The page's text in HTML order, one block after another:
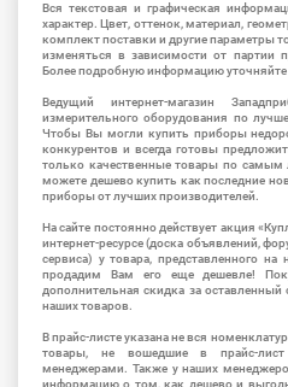
Вся текстовая и графическая
характер. Цвет, оттенок, материал,
комплект поставки и другие параметры
изменяться в зависимости от партии
Более подробную информацию уточняйте
Ведущий интернет-магазин
измерительного оборудования по
Чтобы Вы могли купить приборы
конкурентов и всегда готовы
только качественные товары по
можете дешево купить как последние
приборы от лучших производителей.
На сайте постоянно действует акция
интернет-ресурсе (доска объявлений,
сервиса) у товара, представленного
продадим Вам его еще дешевле!
дополнительная скидка за
наших товаров.
В прайс-листе указана не вся
товары, не вошедшие в прайс-
менеджерами. Также у наших
информацию о том, как дешево и